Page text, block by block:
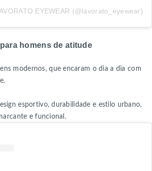
EYEWEAR (@lavorato_eyewear)
homens de atitude
modernos, que encaram o dia a dia com
esportivo, durabilidade e estilo urbano,
e funcional.